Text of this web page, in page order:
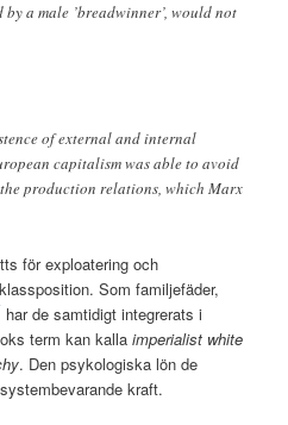
a male ’breadwinner’, would not
of external and internal
capitalism was able to avoid
production relations, which Marx
för exploatering och
Som familjefäder,
har de samtidigt integrerats i
term kan kallaimperialist white
. Den psykologiska lön de
kraft.